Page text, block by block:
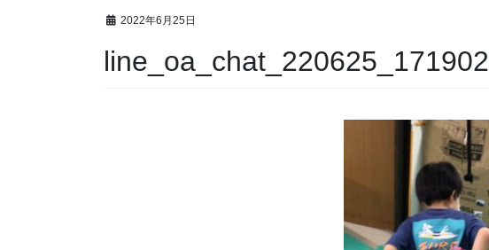
2022年6月25日
line_oa_chat_220625_171902